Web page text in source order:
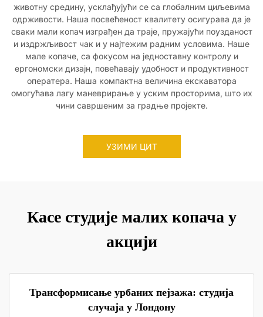
животну средину, усклађујући се са глобалним циљевима
одрживости. Наша посвећеност квалитету осигурава да је
сваки мали копач изграђен да траје, пружајући поузданост
и издржљивост чак и у најтежим радним условима. Наше
мале копаче, са фокусом на једноставну контролу и
ергономски дизајн, повећавају удобност и продуктивност
оператера. Наша компактна величина екскаватора
омогућава лагу маневрирање у уским просторима, што их
чини савршеним за градње пројекте.
УЗИМИ ЦИТ
Касе студије малих копача у
акцији
Трансформисање урбаних пејзажа: студија
случаја у Лондону